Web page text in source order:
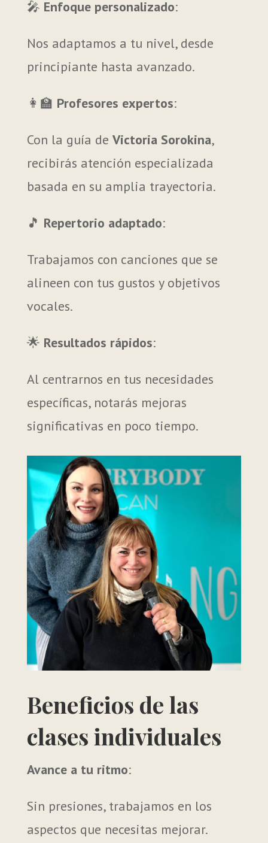
🎤 Enfoque personalizado:
Nos adaptamos a tu nivel, desde
principiante hasta avanzado.
👩‍🏫 Profesores expertos:
Con la guía de Victoria Sorokina,
recibirás atención especializada
basada en su amplia trayectoria.
🎵 Repertorio adaptado:
Trabajamos con canciones que se
alineen con tus gustos y objetivos
vocales.
🌟 Resultados rápidos:
Al centrarnos en tus necesidades
específicas, notarás mejoras
significativas en poco tiempo.
Beneficios de las
clases individuales
Avance a tu ritmo:
Sin presiones, trabajamos en los
aspectos que necesitas mejorar.